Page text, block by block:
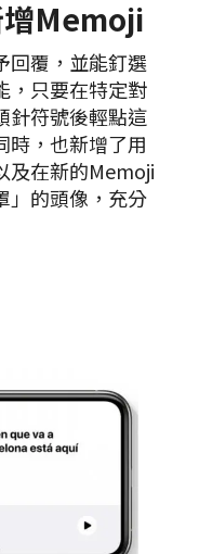
Memoji
回覆，並能釘選
，只要在特定對
針符號後輕點這
時，也新增了用
及在新的Memoji
」的頭像，充分